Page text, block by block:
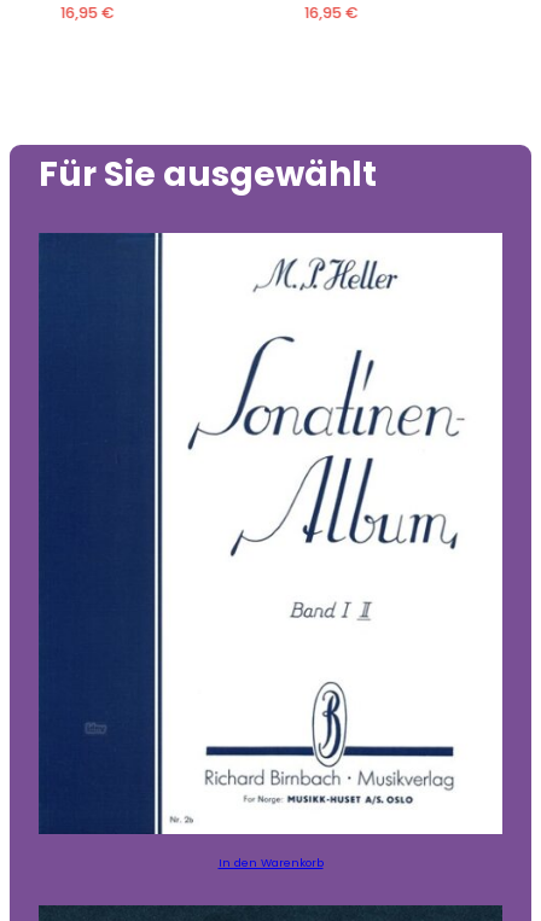
16,95 €
16,95 €
Für Sie ausgewählt
In den Warenkorb